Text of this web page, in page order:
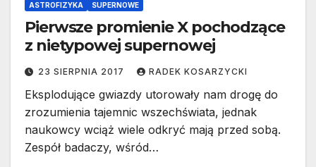
ASTROFIZYKA SUPERNOWE
Pierwsze promienie X pochodzące
z nietypowej supernowej
23 SIERPNIA 2017 RADEK KOSARZYCKI
Eksplodujące gwiazdy utorowały nam drogę do
zrozumienia tajemnic wszechświata, jednak
naukowcy wciąż wiele odkryć mają przed sobą.
Zespół badaczy, wśród…